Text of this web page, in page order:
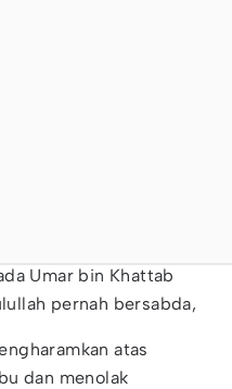
Umar bin Khattab
pernah bersabda,
atas
dan menolak